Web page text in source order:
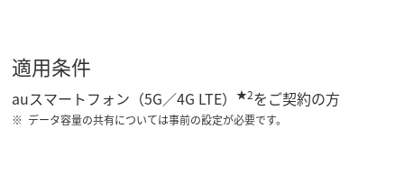
適用条件
auスマートフォン（5G／4G LTE）★2をご契約の方
データ容量の共有については事前の設定が必要です。